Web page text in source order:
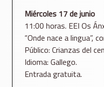
Miércoles 17 de junio
11:00 horas. EEI Os
“Onde nace a lingua”,
Público: Crianzas del
Idioma: Gallego.
Entrada gratuita.